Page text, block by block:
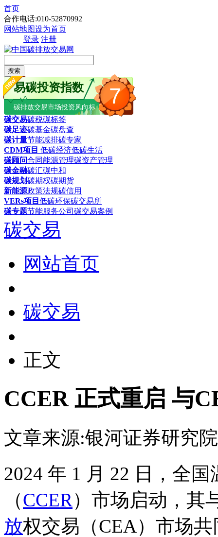
首页
合作电话:010-52870992
网站地图设为首页
登录 注册
搜索
7
易碳投资指数
碳排放交易市场投资风向标
碳交易碳税碳标签
碳足迹碳基金碳盘查
碳计量节能减排碳专家
CDM项目 低碳经济低碳生活
碳顾问合同能源管理碳资产管理
碳金融碳汇碳中和
碳规划碳期权碳期货
新能源政策法规碳信用
VERs项目 低碳环保碳交易所
碳专题节能服务公司 碳交易案例
碳交易
网站首页
碳交易
正文
CCER 正式重启 与
文章来源:银河证券研究院
2024 年 1 月 22 日，全
（CCER）市场启动，其
放权交易（CEA）市场